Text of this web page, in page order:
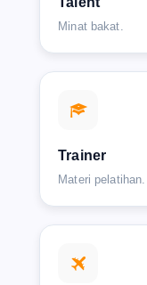
Minat bakat.
Trainer
Materi pelatihan.